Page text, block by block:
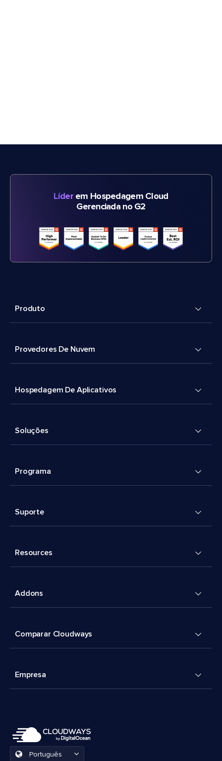
Líderem Hospedagem Cloud
Gerenciada no G2
Produto
Provedores De Nuvem
Hospedagem De Aplicativos
Soluções
Programa
Suporte
Resources
Addons
Comparar Cloudways
Empresa
Português